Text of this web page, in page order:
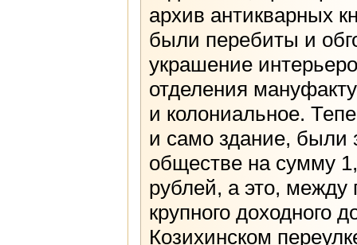
архив антикварных
были перебиты и
украшение
отделения
и колониальное.
и само здание, были
обществе на сумму
рублей, а это, между
крупного доходного
Козихинском